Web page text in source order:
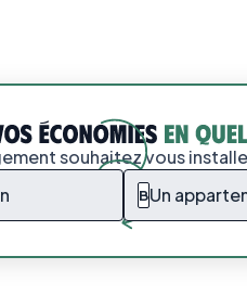
souhaitez vous
BUn